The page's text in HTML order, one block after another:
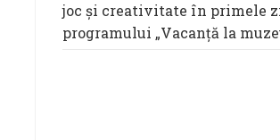
joc și creativitate în primele
programului „Vacanță la